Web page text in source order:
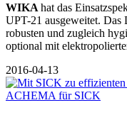
WIKA hat das
UPT-21 ausgeweitet. Das
robusten und zugleich
optional mit
2016-04-13